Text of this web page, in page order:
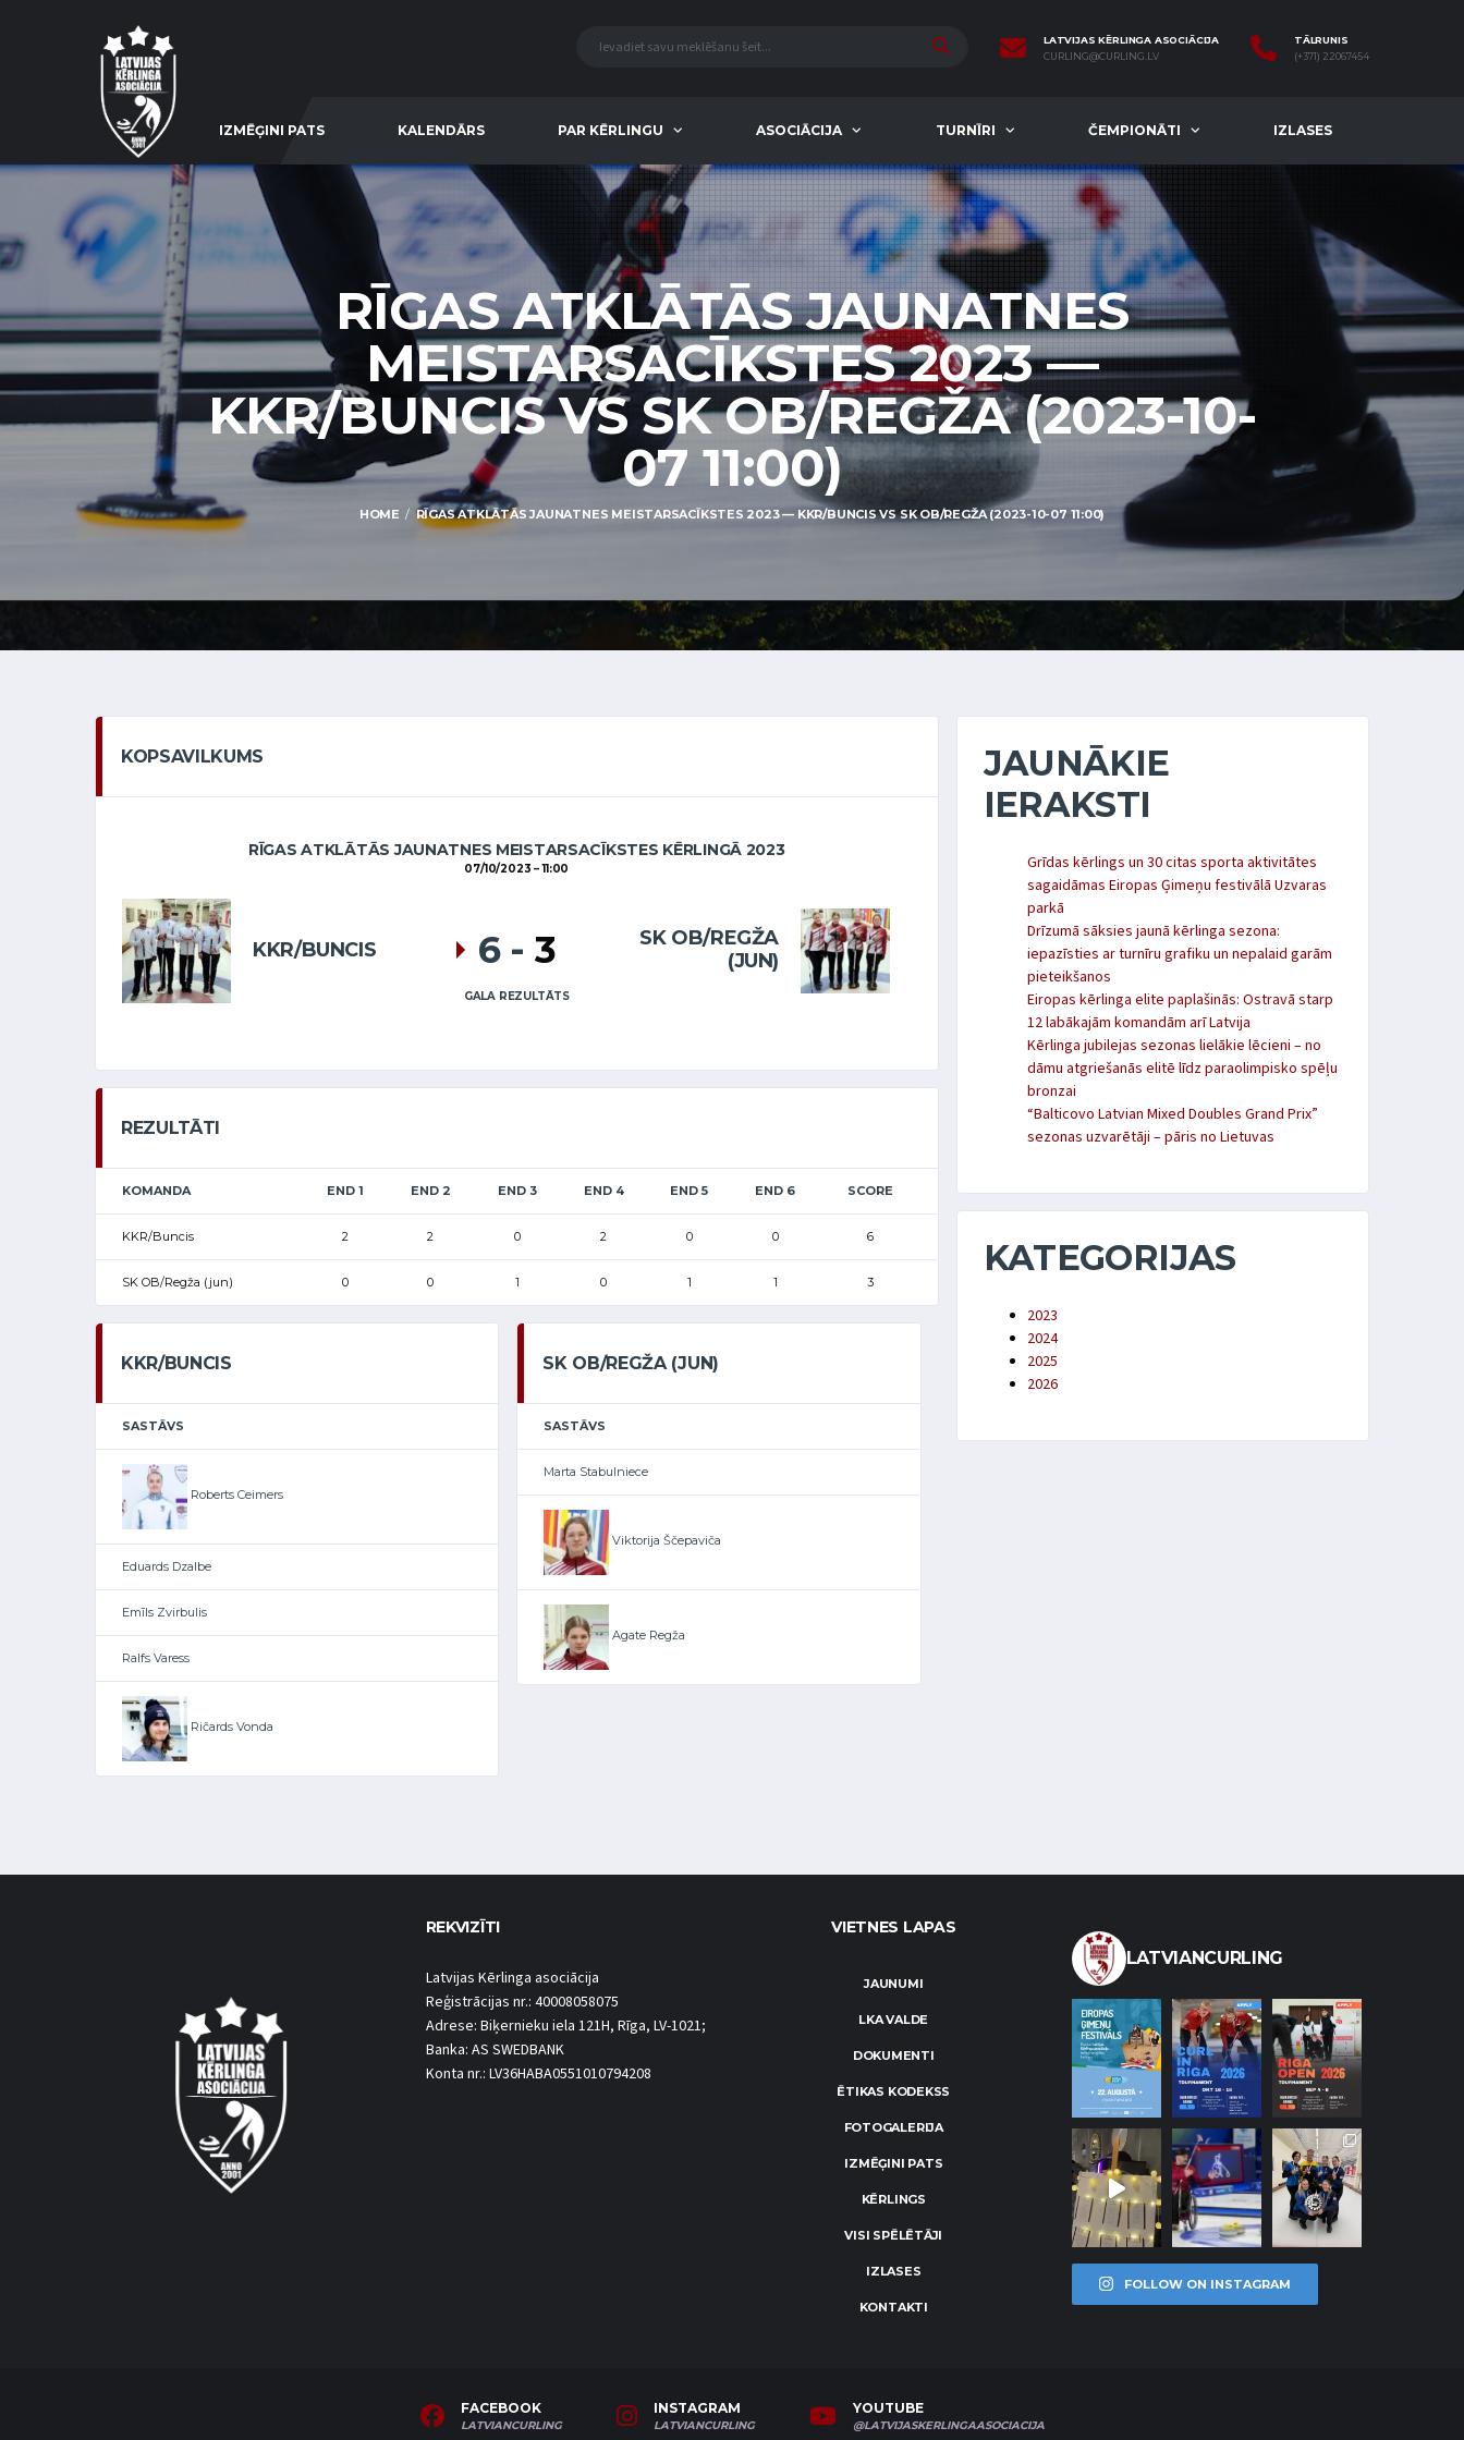
LATVIJAS KĒRLINGA ASOCIĀCIJA
CURLING@CURLING.LV
TĀLRUNIS
(+371) 22067454
IZMĒĢINI PATS KALENDĀRS PAR KĒRLINGU ASOCIĀCIJA TURNĪRI ČEMPIONĀTI IZLASES
RĪGAS ATKLĀTĀS JAUNATNES
MEISTARSACĪKSTES 2023 —
KKR/BUNCIS VS SK OB/REGŽA (2023-10-
07 11:00)
HOME RĪGAS ATKLĀTĀS JAUNATNES MEISTARSACĪKSTES 2023 — KKR/BUNCIS VS SK OB/REGŽA (2023-10-07 11:00)
KOPSAVILKUMS
RĪGAS ATKLĀTĀS JAUNATNES MEISTARSACĪKSTES KĒRLINGĀ 2023
07/10/2023 11:00
KKR/BUNCIS
SK OB/REGŽA
(JUN)
6 - 3
GALA REZULTĀTS
REZULTĀTI
KOMANDA END 1 END 2 END 3 END 4 END 5 END 6 SCORE
KKR/Buncis 2 2 0 2 0 0 6
SK OB/Regža (jun) 0 0 1 0 1 1 3
KKR/BUNCIS
SASTĀVS
Roberts Ceimers
Eduards Dzalbe
Emīls Zvirbulis
Ralfs Varess
Ričards Vonda
SK OB/REGŽA (JUN)
SASTĀVS
Marta Stabulniece
Viktorija Ščepaviča
Agate Regža
JAUNĀKIE
IERAKSTI
Grīdas kērlings un 30 citas sporta aktivitātes
sagaidāmas Eiropas Ģimeņu festivālā Uzvaras
parkā
Drīzumā sāksies jaunā kērlinga sezona:
iepazīsties ar turnīru grafiku un nepalaid garām
pieteikšanos
Eiropas kērlinga elite paplašinās: Ostravā starp
12 labākajām komandām arī Latvija
Kērlinga jubilejas sezonas lielākie lēcieni – no
dāmu atgriešanās elitē līdz paraolimpisko spēļu
bronzai
“Balticovo Latvian Mixed Doubles Grand Prix”
sezonas uzvarētāji – pāris no Lietuvas
KATEGORIJAS
2023
2024
2025
2026
REKVIZĪTI
Latvijas Kērlinga asociācija
Reģistrācijas nr.: 40008058075
Adrese: Biķernieku iela 121H, Rīga, LV-1021;
Banka: AS SWEDBANK
Konta nr.: LV36HABA0551010794208
VIETNES LAPAS
JAUNUMI
LKA VALDE
DOKUMENTI
ĒTIKAS KODEKSS
FOTOGALERIJA
IZMĒĢINI PATS
KĒRLINGS
VISI SPĒLĒTĀJI
IZLASES
KONTAKTI
LATVIANCURLING
FOLLOW ON INSTAGRAM
FACEBOOK
LATVIANCURLING
INSTAGRAM
LATVIANCURLING
YOUTUBE
@LATVIJASKERLINGAASOCIACIJA